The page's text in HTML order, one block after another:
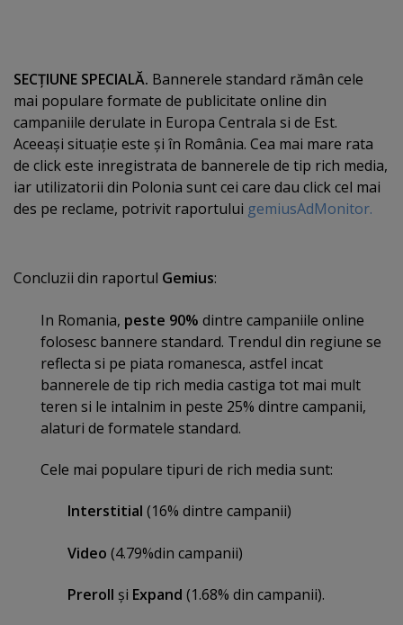
SECŢIUNE SPECIALĂ. Bannerele standard rămân cele
mai populare formate de publicitate online din
campaniile derulate in Europa Centrala si de Est.
Aceeaşi situaţie este şi în România. Cea mai mare rata
de click este inregistrata de bannerele de tip rich media,
iar utilizatorii din Polonia sunt cei care dau click cel mai
des pe reclame, potrivit raportului gemiusAdMonitor.
Concluzii din raportul Gemius:
In Romania, peste 90% dintre campaniile online
folosesc bannere standard. Trendul din regiune se
reflecta si pe piata romanesca, astfel incat
bannerele de tip rich media castiga tot mai mult
teren si le intalnim in peste 25% dintre campanii,
alaturi de formatele standard.
Cele mai populare tipuri de rich media sunt:
Interstitial (16% dintre campanii)
Video (4.79%din campanii)
Preroll şi Expand (1.68% din campanii).